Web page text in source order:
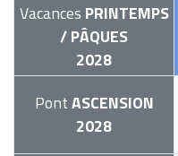
Vacances PRINTEMPS
/ PÂQUES
2028
PontASCENSION
2028